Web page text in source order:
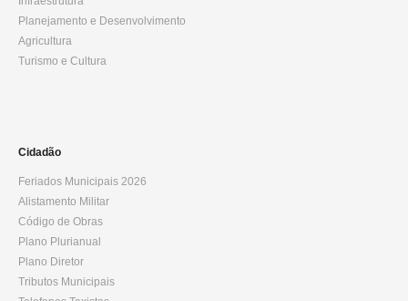
Planejamento e Desenvolvimento
Agricultura
Turismo e Cultura
Cidadão
Feriados Municipais 2026
Alistamento Militar
Código de Obras
Plano Plurianual
Plano Diretor
Tributos Municipais